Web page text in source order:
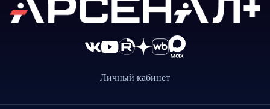
Личный кабинет